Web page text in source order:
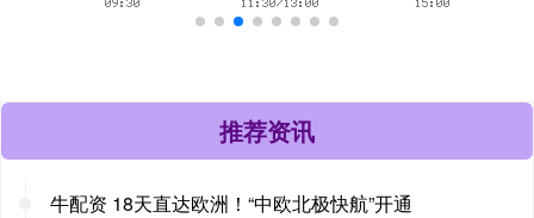
推荐资讯
牛配资 18天直达欧洲！“中欧北极快航”开通